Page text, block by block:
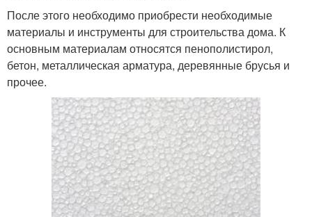
После этого необходимо приобрести необходимые
материалы и инструменты для строительства дома. К
основным материалам относятся пенополистирол,
бетон, металлическая арматура, деревянные брусья и
прочее.